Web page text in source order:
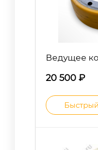
Ведущее
20 500 ₽